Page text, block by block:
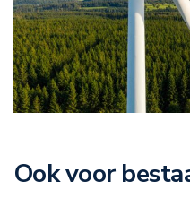
Ook voor